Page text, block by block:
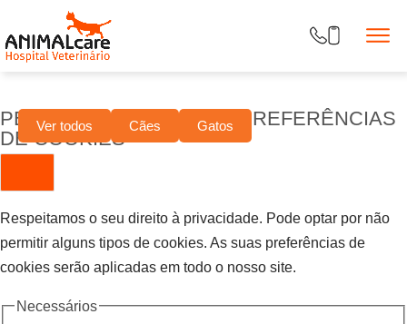
PERSONALIZE AS SUAS PREFERÊNCIAS
DE COOKIES
Respeitamos o seu direito à privacidade. Pode optar por não
permitir alguns tipos de cookies. As suas preferências de
cookies serão aplicadas em todo o nosso site.
Necessários
Ver todos Cães Gatos